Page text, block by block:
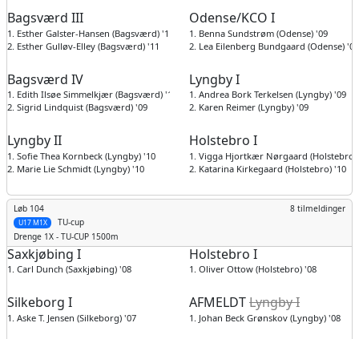
Bagsværd III
1. Esther Galster-Hansen (Bagsværd) '11
2. Esther Gulløv-Elley (Bagsværd) '11
Odense/KCO I
1. Benna Sundstrøm (Odense) '09
2. Lea Eilenberg Bundgaard (Odense) '09
Bagsværd IV
1. Edith Ilsøe Simmelkjær (Bagsværd) '11
2. Sigrid Lindquist (Bagsværd) '09
Lyngby I
1. Andrea Bork Terkelsen (Lyngby) '09
2. Karen Reimer (Lyngby) '09
Lyngby II
1. Sofie Thea Kornbeck (Lyngby) '10
2. Marie Lie Schmidt (Lyngby) '10
Holstebro I
1. Vigga Hjortkær Nørgaard (Holstebro)
2. Katarina Kirkegaard (Holstebro) '10
Løb 104
TU-cup
8 tilmeldinger
U17 M1X
Drenge 1X - TU-CUP 1500m
Saxkjøbing I
1. Carl Dunch (Saxkjøbing) '08
Holstebro I
1. Oliver Ottow (Holstebro) '08
Silkeborg I
1. Aske T. Jensen (Silkeborg) '07
AFMELDTLyngby I
1. Johan Beck Grønskov (Lyngby) '08